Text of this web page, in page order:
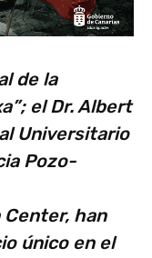
de la
el Dr. Albert
Universitario
Pozo-
han
único en el